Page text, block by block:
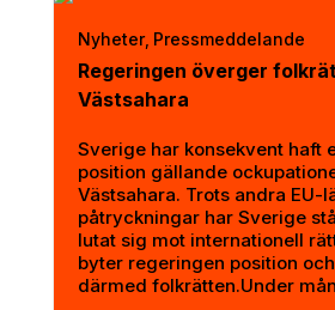
Nyheter, Pressmeddelande
Regeringen överger
Västsahara
Sverige har konsekvent haft
position gällande
Västsahara. Trots andra EU-
påtryckningar har Sverige
lutat sig mot internationell
byter regeringen position
därmed folkrätten.Under